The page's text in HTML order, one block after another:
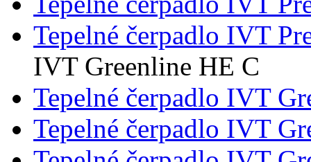
Tepelné čerpadlo IVT
IVT Greenline HE C
Tepelné čerpadlo IVT
Tepelné čerpadlo IVT